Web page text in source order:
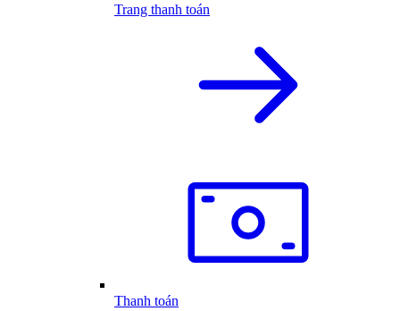
Trang thanh toán
Thanh toán